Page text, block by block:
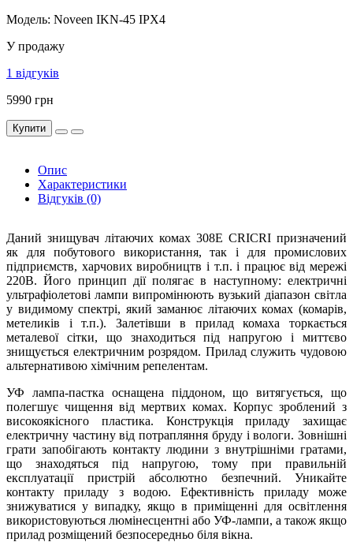
Модель: Noveen IKN-45 IPX4
У продажу
1 відгуків
5990 грн
Купити
Опис
Характеристики
Відгуків (0)
Даний знищувач літаючих комах 308E CRICRI призначений
як для побутового використання, так і для промислових
підприємств, харчових виробництв і т.п. і працює від мережі
220В. Його принцип дії полягає в наступному: електричні
ультрафіолетові лампи випромінюють вузький діапазон світла
у видимому спектрі, який заманює літаючих комах (комарів,
метеликів і т.п.). Залетівши в прилад комаха торкається
металевої сітки, що знаходиться під напругою і миттєво
знищується електричним розрядом. Прилад служить чудовою
альтернативою хімічним репелентам.
УФ лампа-пастка оснащена піддоном, що витягується, що
полегшує чищення від мертвих комах. Корпус зроблений з
високоякісного пластика. Конструкція приладу захищає
електричну частину від потрапляння бруду і вологи. Зовнішні
грати запобігають контакту людини з внутрішніми гратами,
що знаходяться під напругою, тому при правильній
експлуатації пристрій абсолютно безпечний. Уникайте
контакту приладу з водою. Ефективність приладу може
знижуватися у випадку, якщо в приміщенні для освітлення
використовуються люмінесцентні або УФ-лампи, а також якщо
прилад розміщений безпосередньо біля вікна.